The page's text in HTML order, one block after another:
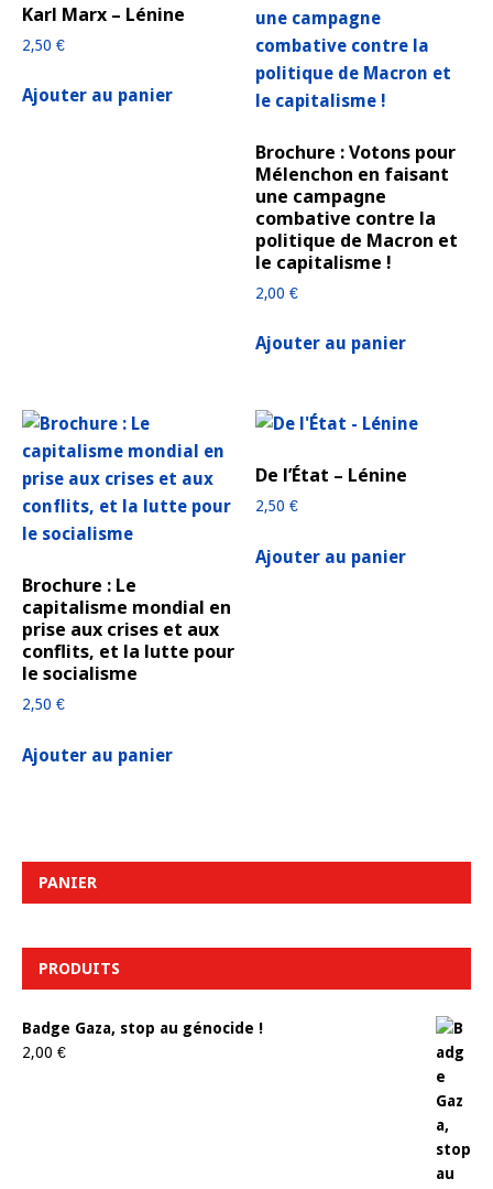
Karl Marx – Lénine
2,50 €
Ajouter au panier
Brochure : Votons pour
Mélenchon en faisant
une campagne
combative contre la
politique de Macron et
le capitalisme !
2,00€
Ajouter au panier
Brochure : Le
capitalisme mondial en
prise aux crises et aux
conflits, et la lutte pour
le socialisme
2,50 €
Ajouter au panier
De l’État – Lénine
2,50€
Ajouter au panier
PANIER
PRODUITS
Badge Gaza, stop au génocide !
2,00 €